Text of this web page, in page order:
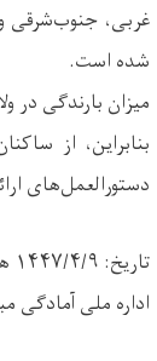
غربی، جنوب‌شرقی
شده است.
میزان بارندگی در ولایت‌های
بنابراین، از
دستورالعمل‌های
تاریخ: ۱۴۴۷/۴/۹ هـ ق
اداره ملی آمادگی